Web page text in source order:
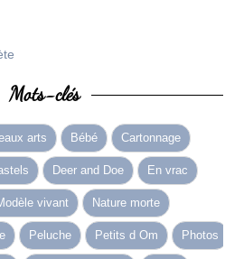
Mots-clés
arts Bébé Cartonnage
Deer and Doe En vrac
vivant Nature morte
Peluche Petits d Om Photos